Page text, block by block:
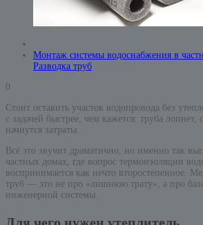
Монтаж системы водоснабжения в
Разводка труб
0
Стоит оставить участок водопровода без
с задачей быстрее, чем кажется: труба лопнет,
начнутся затраты.
Всё это звучит драматично, но именно так
частных домах, где вопрос термоизоляции
воспринимается как нечто второстепенное.
труб — это не про «лишнюю трату», а про
инженерной системы.